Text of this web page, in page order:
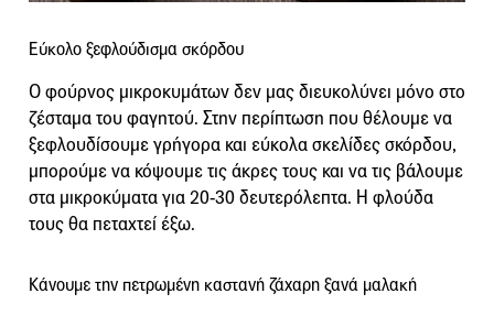
Εύκολο ξεφλούδισμα σκόρδου
Ο φούρνος μικροκυμάτων δεν μας διευκολύνει μόνο στο
ζέσταμα του φαγητού. Στην περίπτωση που θέλουμε να
ξεφλουδίσουμε γρήγορα και εύκολα σκελίδες σκόρδου,
μπορούμε να κόψουμε τις άκρες τους και να τις βάλουμε
στα μικροκύματα για 20-30 δευτερόλεπτα. Η φλούδα
τους θα πεταχτεί έξω.
Κάνουμε την πετρωμένη καστανή ζάχαρη ξανά μαλακή